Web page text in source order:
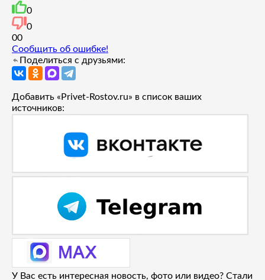
0
0
00
Сообщить об ошибке!
Поделиться с друзьями:
Добавить «Privet-Rostov.ru» в список ваших
источников:
У Вас есть интересная новость, фото или видео? Стали